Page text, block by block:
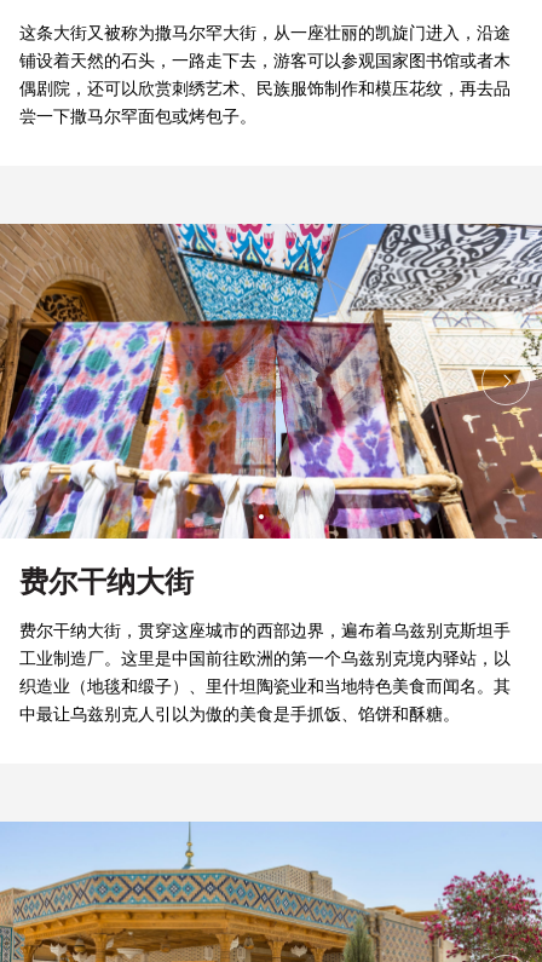
这条大街又被称为撒马尔罕大街，从一座壮丽的凯旋门进入，沿途
铺设着天然的石头，一路走下去，游客可以参观国家图书馆或者木
偶剧院，还可以欣赏刺绣艺术、民族服饰制作和模压花纹，再去品
尝一下撒马尔罕面包或烤包子。
费尔干纳大街
费尔干纳大街，贯穿这座城市的西部边界，遍布着乌兹别克斯坦手
工业制造厂。这里是中国前往欧洲的第一个乌兹别克境内驿站，以
织造业（地毯和缎子）、里什坦陶瓷业和当地特色美食而闻名。其
中最让乌兹别克人引以为傲的美食是手抓饭、馅饼和酥糖。